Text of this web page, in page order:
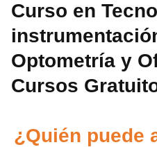
Curso en
Optometría y
Cursos
¿Quién puede